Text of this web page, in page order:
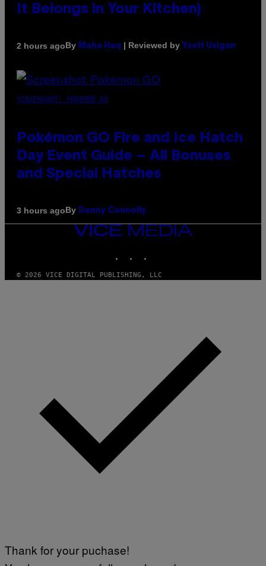
It Belongs in Your Kitchen)
2 hours agoBy Maha Haq | Reviewed by Ysolt Usigan
SCREENSHOT: POKEMON GO
Pokémon GO Fire and Ice Hatch
Day Event Guide – All Bonuses
and Special Hatches
3 hours agoBy Denny Connolly
VICE
© 2026 VICE DIGITAL PUBLISHING, LLC
Thank for your puchase!